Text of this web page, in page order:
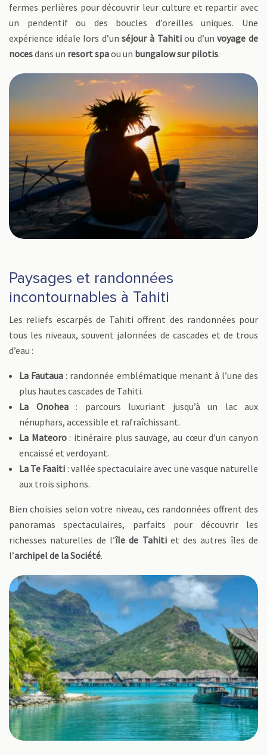
fermes perlières pour découvrir leur culture et repartir avec
un pendentif ou des boucles d’oreilles uniques. Une
expérience idéale lors d’unséjour à Tahitiou d’unvoyage de
nocesdans un resort spaou un bungalow sur pilotis.
Paysages et randonnées
incontournables à Tahiti
Les reliefs escarpés de Tahiti offrent des randonnées pour
tous les niveaux, souvent jalonnées de cascades et de trous
d’eau :
La Fautaua : randonnée emblématique menant à l’une des
plus hautes cascades de Tahiti.
La Onohea: parcours luxuriant jusqu’à un lac aux
nénuphars, accessible et rafraîchissant.
La Mateoro: itinéraire plus sauvage, au cœur d’un canyon
encaissé et verdoyant.
La Te Faaiti : vallée spectaculaire avec une vasque naturelle
aux trois siphons.
Bien choisies selon votre niveau, ces randonnées offrent des
panoramas spectaculaires, parfaits pour découvrir les
richesses naturelles de l’île de Tahitiet des autres îles de
l’archipel de la Société.